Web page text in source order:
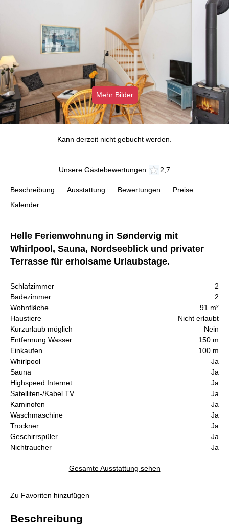
Mehr Bilder
Kann derzeit nicht gebucht werden.
Unsere Gästebewertungen 2,7
Beschreibung Ausstattung Bewertungen
Preise
Kalender
Helle Ferienwohnung in Søndervig mit
Whirlpool, Sauna, Nordseeblick und privater
Terrasse für erholsame Urlaubstage.
Schlafzimmer
2
Badezimmer
2
Wohnfläche
91 m²
Haustiere
Nicht erlaubt
Kurzurlaub möglich
Nein
Entfernung Wasser
150 m
Einkaufen
100 m
Whirlpool
Ja
Sauna
Ja
Highspeed Internet
Ja
Satelliten-/Kabel TV
Ja
Kaminofen
Ja
Waschmaschine
Ja
Trockner
Ja
Geschirrspüler
Ja
Nichtraucher
Ja
Gesamte Ausstattung sehen
Zu Favoriten hinzufügen
Beschreibung